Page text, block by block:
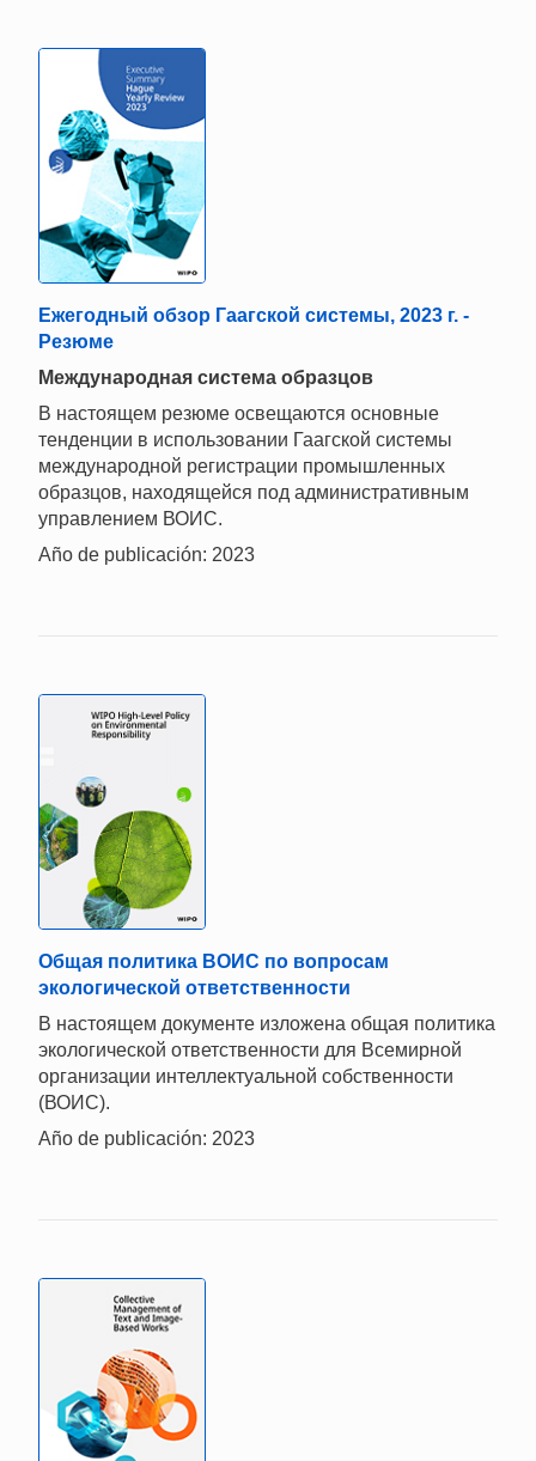
Ежегодный обзор Гаагской системы, 2023 г. -
Резюме
Mеждународная система образцов
В настоящем резюме освещаются основные
тенденции в использовании Гаагской системы
международной регистрации промышленных
образцов, находящейся под административным
управлением ВОИС.
Año de publicación: 2023
Общая политика ВОИС по вопросам
экологической ответственности
В настоящем документе изложена общая политика
экологической ответственности для Всемирной
организации интеллектуальной собственности
(ВОИС).
Año de publicación: 2023